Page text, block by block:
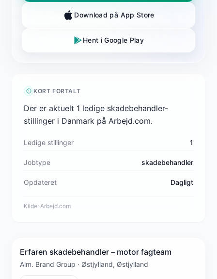
Download på App Store
Hent i Google Play
KORT FORTALT
Der er aktuelt 1 ledige skadebehandler-
stillinger i Danmark på Arbejd.com.
Ledige stillinger 1
Jobtype skadebehandler
Opdateret Dagligt
Kilde: Arbejd.com
Erfaren skadebehandler – motor fagteam
Alm. Brand Group · Østjylland, Østjylland